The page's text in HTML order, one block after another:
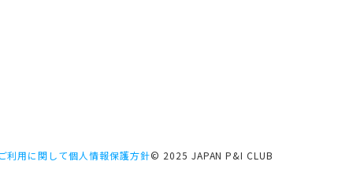
利用に関して個人情報保護方針© 2025 JAPAN P&I CLUB